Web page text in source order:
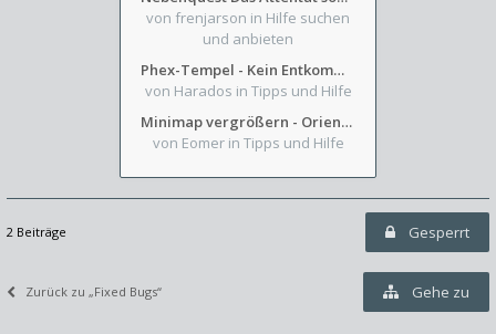
von frenjarson in Hilfe suchen
und anbieten
Phex-Tempel - Kein Entkommen aus Weinkeller/Bibliothek Trakt
von Harados in Tipps und Hilfe
Minimap vergrößern - Orientierung in Blutzinnen
von Eomer in Tipps und Hilfe
2 Beiträge Gesperrt
Zurück zu „Fixed Bugs“ Gehe zu